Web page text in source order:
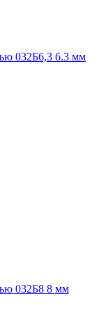
032Б6,3 6.3 мм
032Б8 8 мм